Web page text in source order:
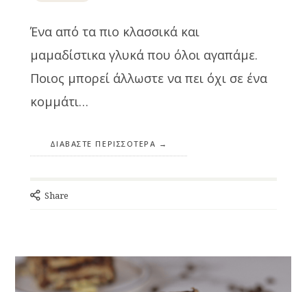
Ένα από τα πιο κλασσικά και
μαμαδίστικα γλυκά που όλοι αγαπάμε.
Ποιος μπορεί άλλωστε να πει όχι σε ένα
κομμάτι…
ΔΙΑΒΆΣΤΕ ΠΕΡΙΣΣΌΤΕΡΑ
Share